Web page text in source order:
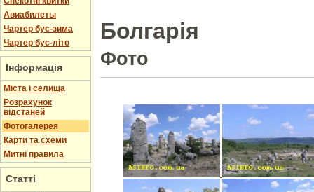
Авиабилеты
Чартер бус-зима
Чартер бус-літо
Інформація
Міста і селища
Розрахунок
відстаней
Фотогалерея
Карти та схеми
Митні правила
Статті
Болгарія
Фото